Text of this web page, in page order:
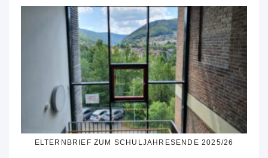
ELTERNBRIEF ZUM SCHULJAHRESENDE 2025/26